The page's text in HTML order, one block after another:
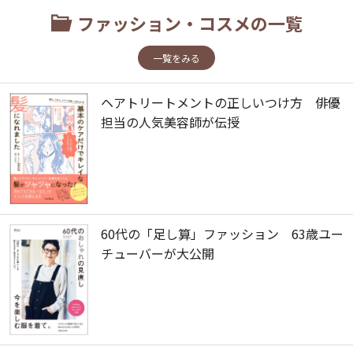
ファッション・コスメの一覧
一覧をみる
ヘアトリートメントの正しいつけ方 俳優
担当の人気美容師が伝授
60代の「足し算」ファッション 63歳ユー
チューバーが大公開